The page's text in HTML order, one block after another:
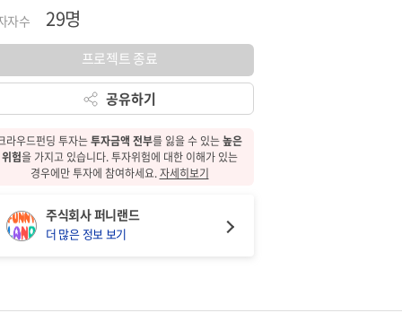
자수 29명
프로젝트 종료
공유하기
라우드펀딩 투자는투자금액 전부를 잃을 수 있는높은
위험을 가지고 있습니다.투자위험에 대한 이해가 있는
경우에만 투자에 참여하세요.자세히보기
주식회사 퍼니랜드
더 많은 정보 보기